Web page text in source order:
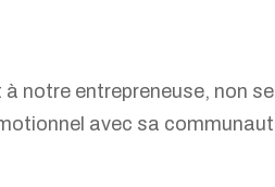
notre entrepreneuse, non
avec sa